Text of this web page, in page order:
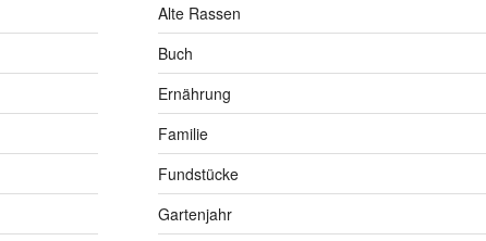
Alte Rassen
Buch
Ernährung
Familie
Fundstücke
Gartenjahr